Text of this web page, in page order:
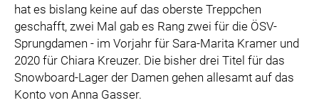
hat es bislang keine auf das oberste Treppchen
geschafft, zwei Mal gab es Rang zwei für die ÖSV-
Sprungdamen - im Vorjahr für Sara-Marita Kramer und
2020 für Chiara Kreuzer. Die bisher drei Titel für das
Snowboard-Lager der Damen gehen allesamt auf das
Konto von Anna Gasser.